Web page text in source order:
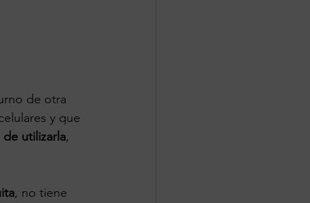
de otra
y que
utilizarla,
, no tiene